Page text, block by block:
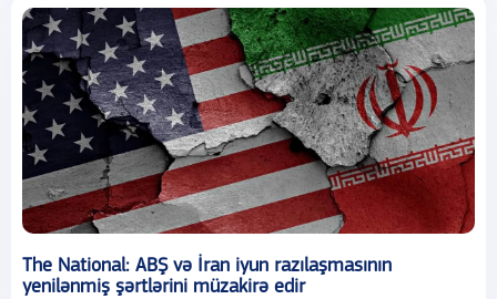
The National: ABŞ və İran iyun razılaşmasının
yenilənmiş şərtlərini müzakirə edir